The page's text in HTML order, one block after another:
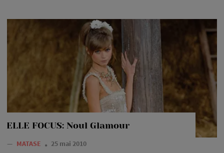
ELLE FOCUS: Noul Glamour
— MATASE 25 mai 2010